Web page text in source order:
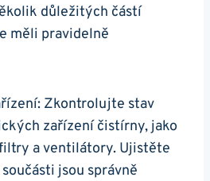
důležitých částí
měli pravidelně
Zkontrolujte stav
zařízení čistírny, jako
a ventilátory. Ujistěte
jsou správně